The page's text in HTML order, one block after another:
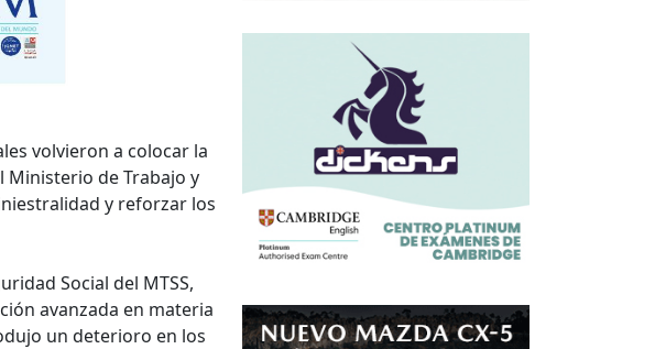
volvieron a colocar la
Ministerio de Trabajo y
y reforzar los
Social del MTSS,
avanzada en materia
un deterioro en los